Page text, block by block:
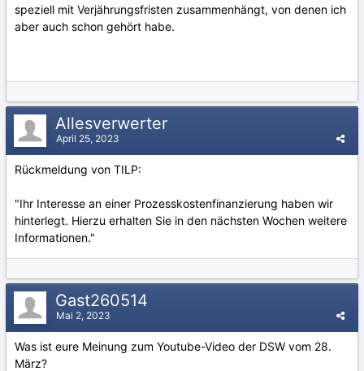
speziell mit Verjährungsfristen zusammenhängt, von denen ich
aber auch schon gehört habe.
Allesverwerter
April 25, 2023
Rückmeldung von TILP:
"Ihr Interesse an einer Prozesskostenfinanzierung haben wir
hinterlegt. Hierzu erhalten Sie in den nächsten Wochen weitere
Informationen."
Gast260514
Mai 2, 2023
Was ist eure Meinung zum Youtube-Video der DSW vom 28.
März?